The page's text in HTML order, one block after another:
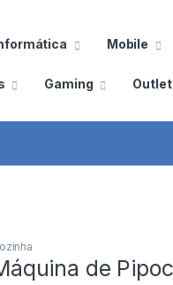
Mobile
Gaming Outlet
de